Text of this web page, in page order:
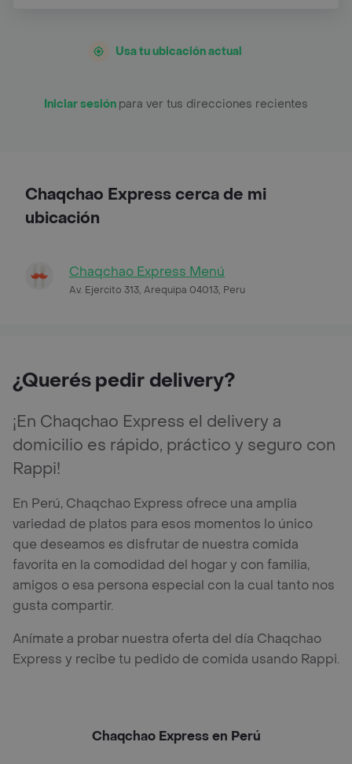
Usa tu ubicación actual
Iniciar sesión para ver tus direcciones recientes
Chaqchao Express cerca de mi
ubicación
Chaqchao Express Menú
Av. Ejercito 313, Arequipa 04013, Peru
¿Querés pedir delivery?
¡En Chaqchao Express el delivery a
domicilio es rápido, práctico y seguro con
Rappi!
En Perú, Chaqchao Express ofrece una amplia
variedad de platos para esos momentos lo único
que deseamos es disfrutar de nuestra comida
favorita en la comodidad del hogar y con familia,
amigos o esa persona especial con la cual tanto nos
gusta compartir.
Anímate a probar nuestra oferta del día Chaqchao
Express y recibe tu pedido de comida usando Rappi.
Chaqchao Express en Perú